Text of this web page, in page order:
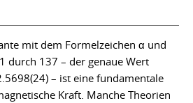
mit dem Formelzeichen α und
durch 137 – der genaue Wert
– ist eine fundamentale
Kraft. Manche Theorien